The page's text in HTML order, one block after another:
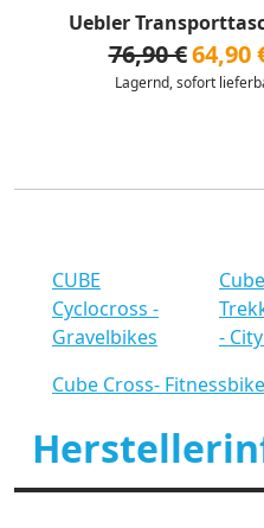
Uebler
76,90 €64,90
Lagernd, sofort
CUBE
Cyclocross -
Gravelbikes
Cube
-
Cube Cross-